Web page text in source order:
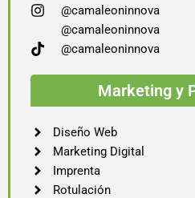
@camaleoninnova
@camaleoninnova
@camaleoninnova
Marketing y
Diseño Web
Marketing Digital
Imprenta
Rotulación